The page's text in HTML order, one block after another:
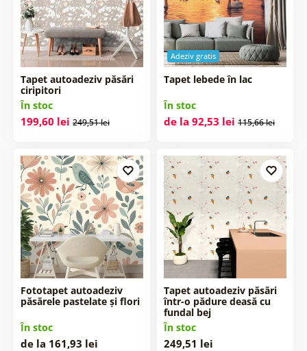
Tapet autoadeziv păsări
ciripitori
În stoc
199,60 lei 249,51 lei
Adeziv gratis
Tapet lebede în lac
În stoc
de la 92,53 lei 115,66 lei
Fototapet autoadeziv
păsărele pastelate și flori
În stoc
de la 161,93 lei
Tapet autoadeziv păsări
într-o pădure deasă cu
fundal bej
În stoc
249,51 lei